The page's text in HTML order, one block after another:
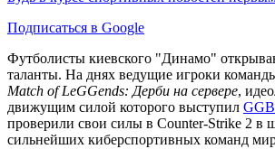
Подписаться в Google
Футболисты киевского "Динамо"
таланты. На днях ведущие игроки
Match of LeGGends: Дерби на сервере,
движущим силой которого выступил
проверили свои силы в Counter-Strike 2 в
сильнейших киберспортивных команд